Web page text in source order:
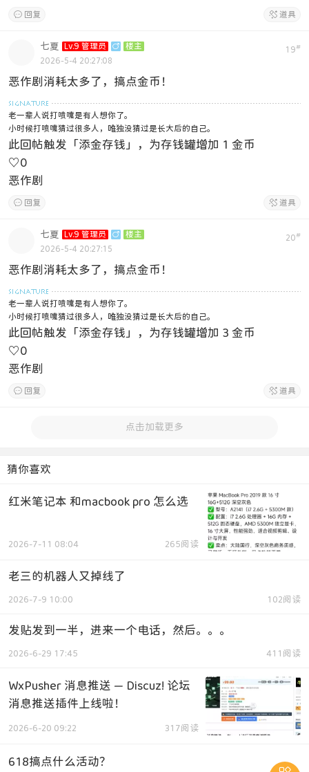
 回复  道具
19#
七夏 Lv.9 管理员 
楼主
2026-5-4 20:27:08
恶作剧消耗太多了，搞点金币！
老一辈人说打喷嚏是有人想你了。
小时候打喷嚏猜过很多人，唯独没猜过是长大后的自己。
此回帖触发「添金存钱」，为存钱罐增加 1 金币
♡0
恶作剧
 回复  道具
20#
七夏 Lv.9 管理员 
楼主
2026-5-4 20:27:15
恶作剧消耗太多了，搞点金币！
老一辈人说打喷嚏是有人想你了。
小时候打喷嚏猜过很多人，唯独没猜过是长大后的自己。
此回帖触发「添金存钱」，为存钱罐增加 3 金币
♡0
恶作剧
 回复  道具
点击加载更多
猜你喜欢
红米笔记本 和macbook pro 怎么选
265阅读
2026-7-11 08:04
老三的机器人又掉线了
102阅读
2026-7-9 10:00
发贴发到一半，进来一个电话，然后。。。
411阅读
2026-6-29 17:45
WxPusher 消息推送 — Discuz! 论坛
消息推送插件上线啦！
317阅读
2026-6-20 09:22
618搞点什么活动？